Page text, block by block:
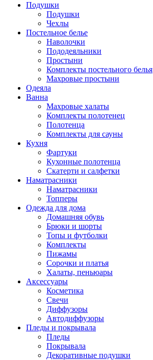
Подушки
Подушки
Чехлы
Постельное белье
Наволочки
Пододеяльники
Простыни
Комплекты постельного белья
Махровые простыни
Одеяла
Ванна
Махровые халаты
Комплекты полотенец
Полотенца
Комплекты для сауны
Кухня
Фартуки
Кухонные полотенца
Скатерти и салфетки
Наматрасники
Наматрасники
Топперы
Одежда для дома
Домашняя обувь
Брюки и шорты
Топы и футболки
Комплекты
Пижамы
Сорочки и платья
Халаты, пеньюары
Аксессуары
Косметика
Свечи
Диффузоры
Автодиффузоры
Пледы и покрывала
Пледы
Покрывала
Декоративные подушки